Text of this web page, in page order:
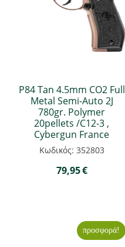
P84 Tan 4.5mm CO2 Full
Metal Semi-Auto 2J
780gr. Polymer
20pellets /C12-3 ,
Cybergun France
Κωδικός: 352803
79,95€
προσφορά!